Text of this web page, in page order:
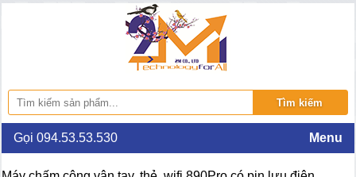
Gọi 094.53.53.530 Menu